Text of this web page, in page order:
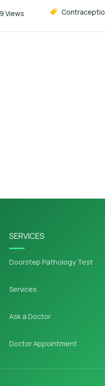
Views
SERVICES
Doorstep Pathology Test
Services
Ask a Doctor
Doctor Appointment